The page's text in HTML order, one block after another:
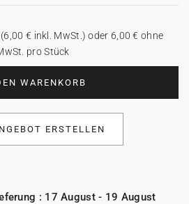
WARENKORB
€ inkl. MwSt.) oder 6,00 € ohne
pro Stück
ERSTELLEN
: 17 August - 19 August